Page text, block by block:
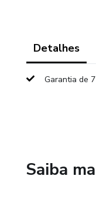
Detalhes
Garantia de
Saiba